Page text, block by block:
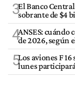
3El Banco
sobrante de $4
4ANSES: cuándo
de 2026, según
5Los aviones F
lunes